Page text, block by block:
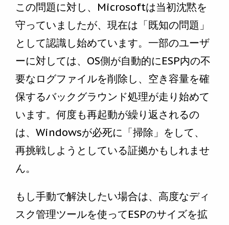
この問題に対し、Microsoftは当初沈黙を
守っていましたが、現在は「既知の問題」
として認識し始めています。一部のユーザ
ーに対しては、OS側が自動的にESP内の不
要なログファイルを削除し、空き容量を確
保するバックグラウンド処理が走り始めて
います。何度も再起動が繰り返されるの
は、Windowsが必死に「掃除」をして、
再挑戦しようとしている証拠かもしれませ
ん。
もし手動で解決したい場合は、高度なディ
スク管理ツールを使ってESPのサイズを拡